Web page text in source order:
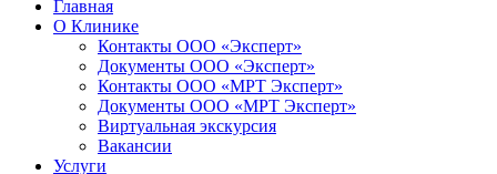
Главная
О Клинике
Контакты ООО «Эксперт»
Документы ООО «Эксперт»
Контакты ООО «МРТ Эксперт»
Документы ООО «МРТ Эксперт»
Виртуальная экскурсия
Вакансии
Услуги